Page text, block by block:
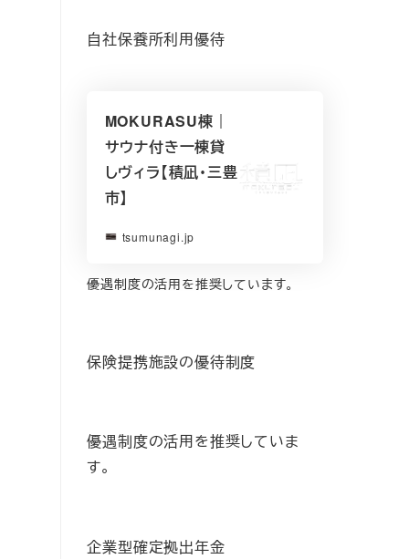
自社保養所利用優待
MOKURASU棟｜
サウナ付き一棟貸
しヴィラ【積凪・三豊
市】
tsumunagi.jp
優遇制度の活用を推奨しています。
保険提携施設の優待制度
優遇制度の活用を推奨していま
す。
企業型確定拠出年金